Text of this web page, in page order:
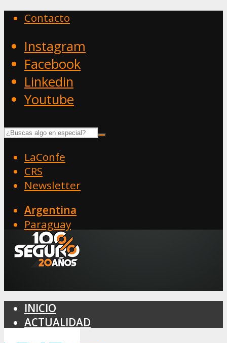
Contacto
Instagram
Facebook
Linkedin
Youtube
LaConfe
CRS
Newsletter
Argentina
Paraguay
INICIO
ACTUALIDAD